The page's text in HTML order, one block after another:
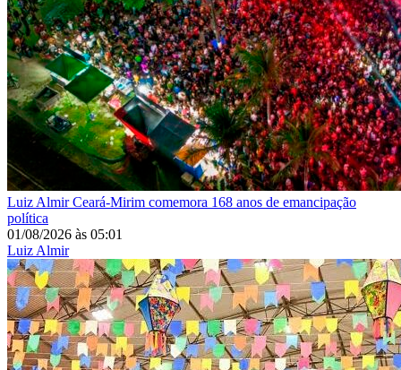
Luiz AlmirCeará-Mirim comemora 168 anos de emancipação
política
01/08/2026 às 05:01
Luiz Almir